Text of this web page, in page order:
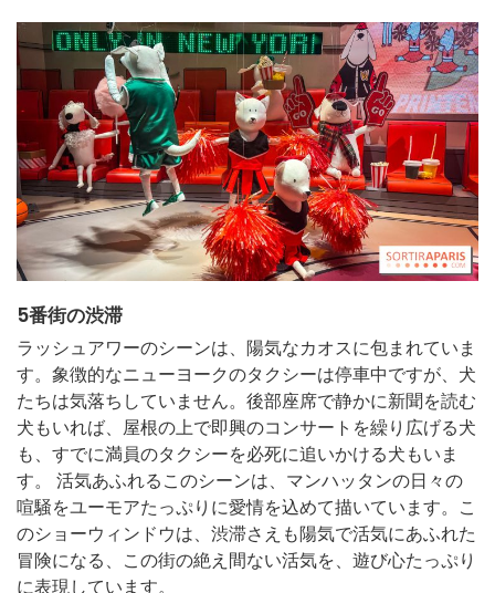
5番街の渋滞
ラッシュアワーのシーンは、陽気なカオスに包まれていま
す。象徴的なニューヨークのタクシーは停車中ですが、犬
たちは気落ちしていません。後部座席で静かに新聞を読む
犬もいれば、屋根の上で即興のコンサートを繰り広げる犬
も、すでに満員のタクシーを必死に追いかける犬もいま
す。 活気あふれるこのシーンは、マンハッタンの日々の
喧騒をユーモアたっぷりに愛情を込めて描いています。こ
のショーウィンドウは、渋滞さえも陽気で活気にあふれた
冒険になる、この街の絶え間ない活気を、遊び心たっぷり
に表現しています。